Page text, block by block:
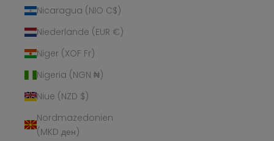
Nicaragua (NIO C$)
Niederlande (EUR €)
Niger (XOF Fr)
Nigeria (NGN ₦)
Niue (NZD $)
Nordmazedonien
(MKD ден)